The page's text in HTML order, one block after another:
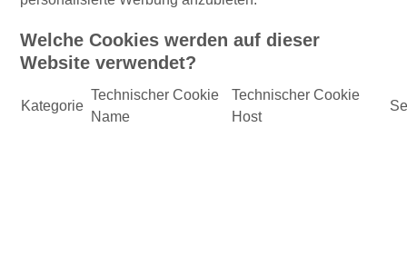
Welche Cookies werden auf dieser
Website verwendet?
Kategorie
Technischer Cookie
Name
Technischer Cookie
Host